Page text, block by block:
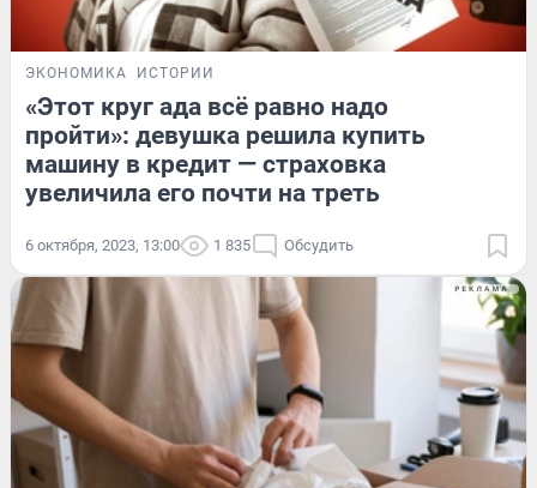
ЭКОНОМИКА ИСТОРИИ
«Этот круг ада всё равно надо
пройти»: девушка решила купить
машину в кредит — страховка
увеличила его почти на треть
6 октября, 2023, 13:00 1 835 Обсудить